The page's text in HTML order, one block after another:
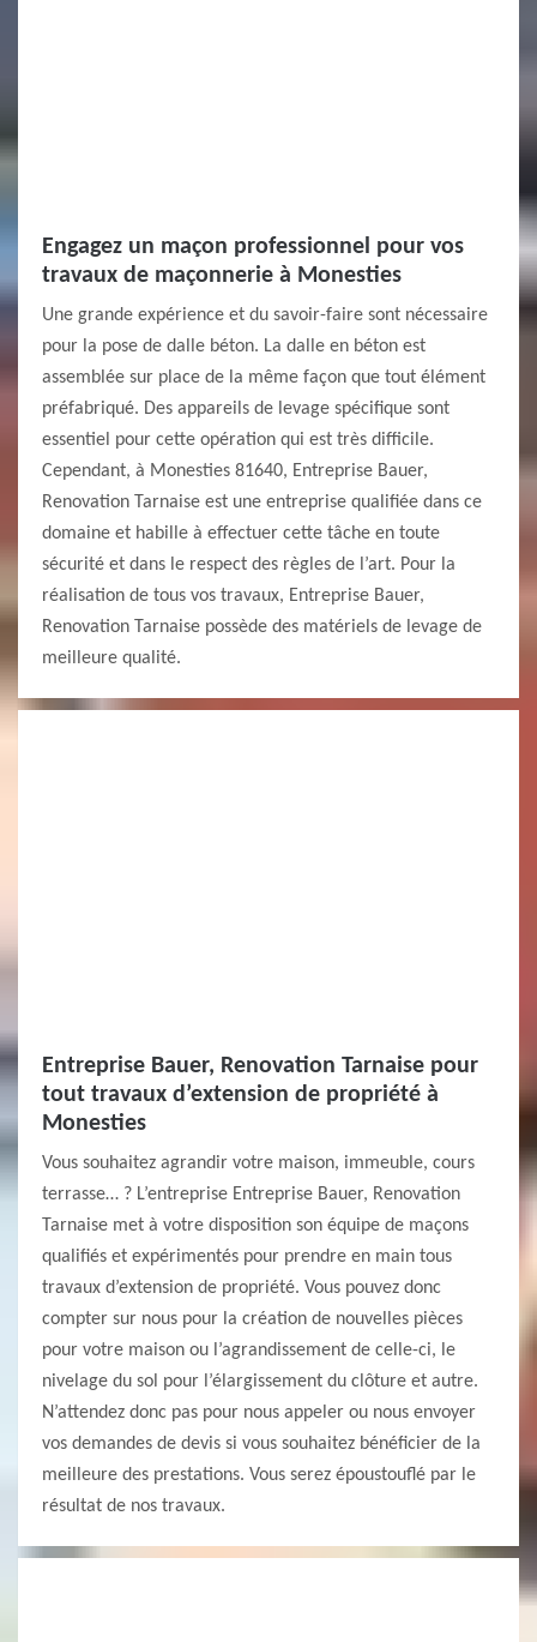
Engagez un maçon professionnel pour vos
travaux de maçonnerie à Monesties
Une grande expérience et du savoir-faire sont nécessaire
pour la pose de dalle béton. La dalle en béton est
assemblée sur place de la même façon que tout élément
préfabriqué. Des appareils de levage spécifique sont
essentiel pour cette opération qui est très difficile.
Cependant, à Monesties 81640, Entreprise Bauer,
Renovation Tarnaise est une entreprise qualifiée dans ce
domaine et habille à effectuer cette tâche en toute
sécurité et dans le respect des règles de l’art. Pour la
réalisation de tous vos travaux, Entreprise Bauer,
Renovation Tarnaise possède des matériels de levage de
meilleure qualité.
Entreprise Bauer, Renovation Tarnaise pour
tout travaux d’extension de propriété à
Monesties
Vous souhaitez agrandir votre maison, immeuble, cours
terrasse… ? L’entreprise Entreprise Bauer, Renovation
Tarnaise met à votre disposition son équipe de maçons
qualifiés et expérimentés pour prendre en main tous
travaux d’extension de propriété. Vous pouvez donc
compter sur nous pour la création de nouvelles pièces
pour votre maison ou l’agrandissement de celle-ci, le
nivelage du sol pour l’élargissement du clôture et autre.
N’attendez donc pas pour nous appeler ou nous envoyer
vos demandes de devis si vous souhaitez bénéficier de la
meilleure des prestations. Vous serez époustouflé par le
résultat de nos travaux.